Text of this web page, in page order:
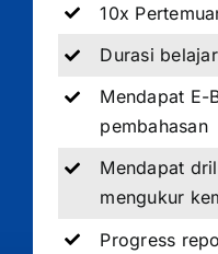
10x
Durasi
Mendapat E-
pembahasan
Mendapat
mengukur
Progress